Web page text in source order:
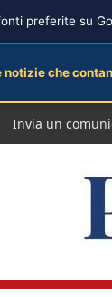
Invia un
preferite su
che